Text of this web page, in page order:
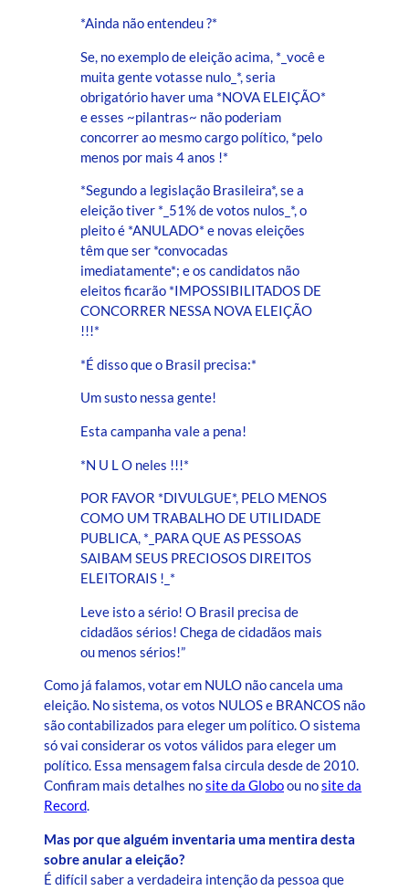
*Ainda não entendeu ?*
Se, no exemplo de eleição acima, *_você e
muita gente votasse nulo_*, seria
obrigatório haver uma *NOVA ELEIÇÃO*
e esses ~pilantras~ não poderiam
concorrer ao mesmo cargo político, *pelo
menos por mais 4 anos !*
*Segundo a legislação Brasileira*, se a
eleição tiver *_51% de votos nulos_*, o
pleito é *ANULADO* e novas eleições
têm que ser *convocadas
imediatamente*; e os candidatos não
eleitos ficarão *IMPOSSIBILITADOS DE
CONCORRER NESSA NOVA ELEIÇÃO
!!!*
*É disso que o Brasil precisa:*
Um susto nessa gente!
Esta campanha vale a pena!
*N U L O neles !!!*
POR FAVOR *DIVULGUE*, PELO MENOS
COMO UM TRABALHO DE UTILIDADE
PUBLICA, *_PARA QUE AS PESSOAS
SAIBAM SEUS PRECIOSOS DIREITOS
ELEITORAIS !_*
Leve isto a sério! O Brasil precisa de
cidadãos sérios! Chega de cidadãos mais
ou menos sérios!”
Como já falamos, votar em NULO não cancela uma
eleição. No sistema, os votos NULOS e BRANCOS não
são contabilizados para eleger um político. O sistema
só vai considerar os votos válidos para eleger um
político. Essa mensagem falsa circula desde de 2010.
Confiram mais detalhes nosite da Globoou nosite da
Record.
Mas por que alguém inventaria uma mentira desta
sobre anular a eleição?
É difícil saber a verdadeira intenção da pessoa que